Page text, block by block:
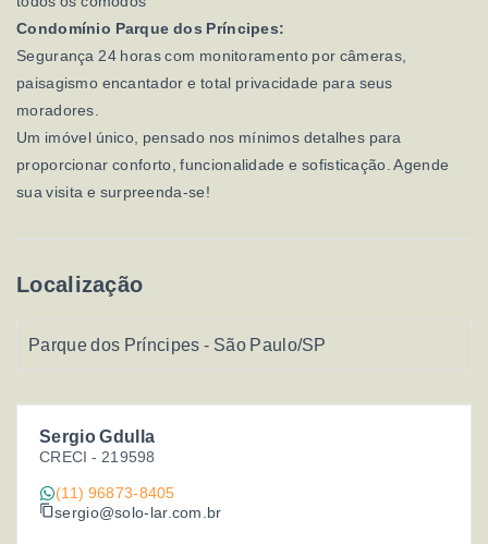
Sergio Gdulla
CRECI - 219598
(11) 96873-8405
sergio@solo-lar.com.br
Condomínio Parque dos Príncipes:
Segurança 24 horas com monitoramento por câmeras,
paisagismo encantador e total privacidade para seus
moradores.
Um imóvel único, pensado nos mínimos detalhes para
proporcionar conforto, funcionalidade e sofisticação. Agende
sua visita e surpreenda-se!
Localização
Parque dos Príncipes - São Paulo/SP